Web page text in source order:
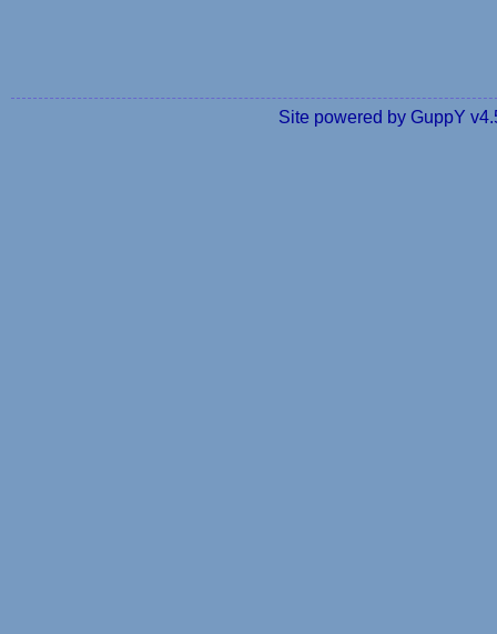
Site powered by GuppY